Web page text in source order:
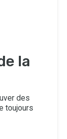
la
des
toujours